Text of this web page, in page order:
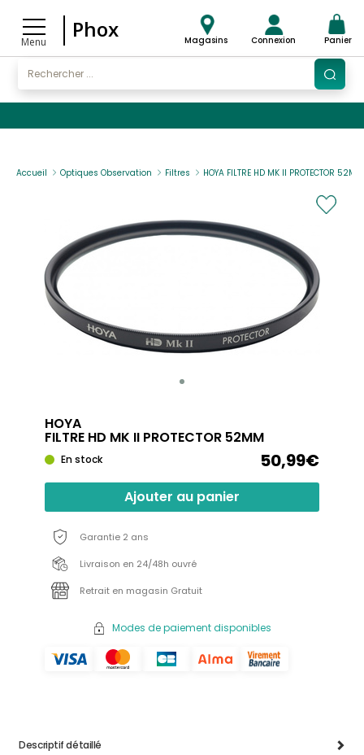
Menu
Phox Magasins Connexion Panier
Accueil Optiques Observation Filtres HOYA FILTRE HD MK II PROTECTOR 52MM
HOYA
FILTRE HD MK II PROTECTOR 52MM
En stock 50,99€
Ajouter au panier
Garantie 2 ans
Livraison en 24/48h ouvré
Retrait en magasin Gratuit
Modes de paiement disponibles
Descriptif détaillé